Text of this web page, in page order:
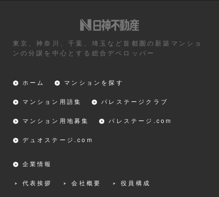
東京、神奈川、千葉、埼玉など首都圏の新築マンショ
ンの分譲を中心とする総合デベロッパー
ホーム マンションを探す
マンション用語集 パレステージクラブ
マンション用地募集 パレステージ.com
デュオステージ.com
企業情報
代表挨拶 会社概要 役員構成